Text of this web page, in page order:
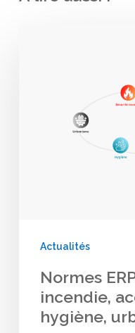
Actualités
Normes
incendie,
hygiène,